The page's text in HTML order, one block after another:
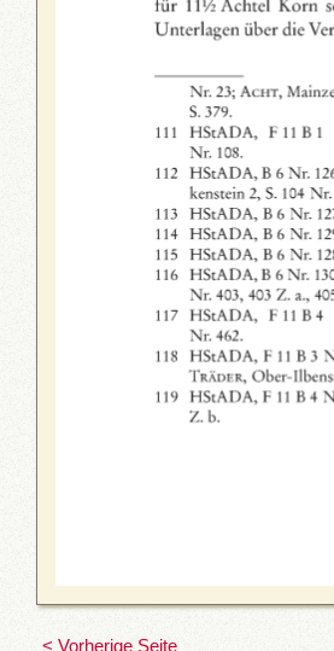
< Vorherige Seite